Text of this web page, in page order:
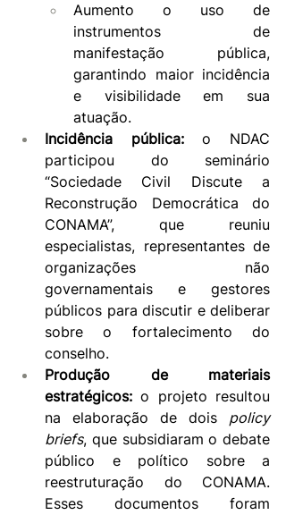
Aumento o uso de
instrumentos de
manifestação pública,
garantindo maior incidência
e visibilidade em sua
atuação.
Incidência pública: o NDAC
participou do seminário
“Sociedade Civil Discute a
Reconstrução Democrática do
CONAMA”, que reuniu
especialistas, representantes de
organizações não
governamentais e gestores
públicos para discutir e deliberar
sobre o fortalecimento do
conselho.
Produção de materiais
estratégicos: o projeto resultou
na elaboração de dois policy
briefs, que subsidiaram o debate
público e político sobre a
reestruturação do CONAMA.
Esses documentos foram